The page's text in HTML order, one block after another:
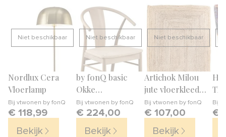
Niet beschikbaar
Nordlux Cera
Vloerlamp
Bij vtwonen by fonQ
€ 118,99
Bekijk
Niet beschikbaar
by fonQ basic
Okke
Eetkamerstoel
Bij vtwonen by fonQ
€ 224,00
Bekijk
Niet beschikbaar
Artichok Milou
jute vloerkleed
naturel - 180 x 120
cm
Bij vtwonen by fonQ
€ 107,00
Bekijk
Bij
€